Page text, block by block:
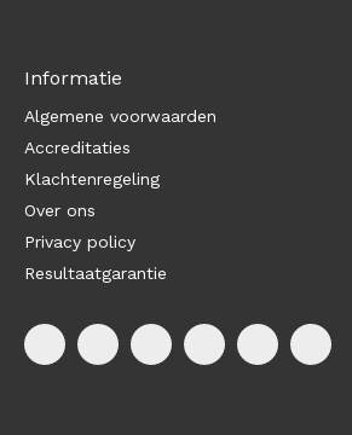
Informatie
Algemene voorwaarden
Accreditaties
Klachtenregeling
Over ons
Privacy policy
Resultaatgarantie